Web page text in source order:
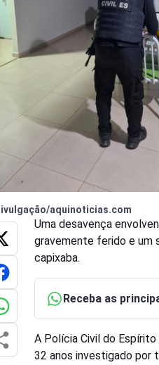
aquinoticias.com
Uma desavença
gravemente ferido e um
capixaba.
Receba as
A Polícia Civil do
32 anos investigado por